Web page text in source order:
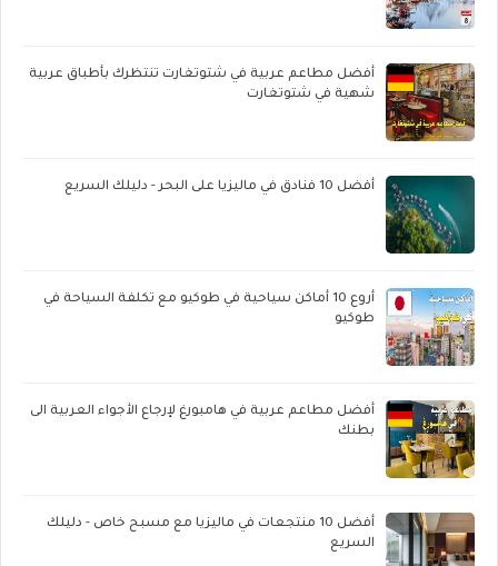
أفضل مطاعم عربية في شتوتغارت تنتظرك بأطباق عربية
شهية في شتوتغارت
أفضل 10 فنادق في ماليزيا على البحر - دليلك السريع
أروع 10 أماكن سياحية في طوكيو مع تكلفة السياحة في
طوكيو
أفضل مطاعم عربية في هامبورغ لإرجاع الأجواء العربية الى
بطنك
أفضل 10 منتجعات في ماليزيا مع مسبح خاص - دليلك
السريع